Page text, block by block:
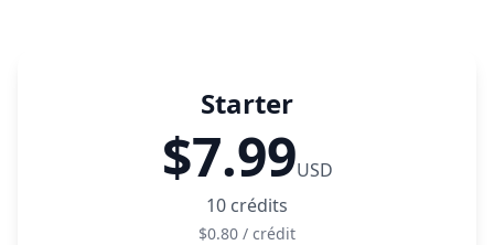
Starter
$7.99USD
10 crédits
$0.80 / crédit